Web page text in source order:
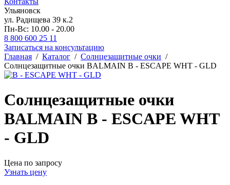
Ульяновск
ул. Радищева 39 к.2
Пн-Вс: 10.00 - 20.00
8 800 600 25 11
Записаться на консультацию
Главная / Каталог / Солнцезащитные очки /
Солнцезащитные очки BALMAIN B - ESCAPE WHT - GLD
Солнцезащитные очки
BALMAIN B - ESCAPE WHT
- GLD
Цена по запросу
Узнать цену